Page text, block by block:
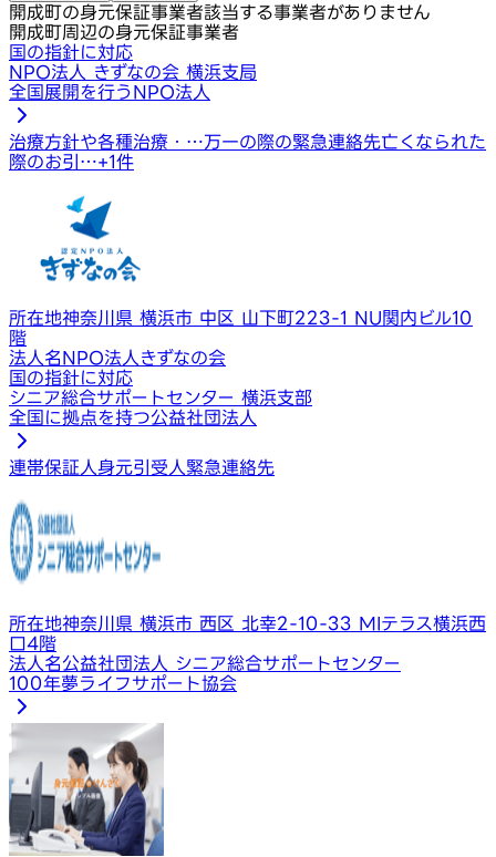
開成町の身元保証事業者該当する事業者がありません
開成町周辺の身元保証事業者
国の指針に対応
NPO法人 きずなの会 横浜支局
全国展開を行うNPO法人
治療方針や各種治療・…万一の際の緊急連絡先亡くなられた
際のお引…+1件
所在地神奈川県 横浜市 中区 山下町223-1 NU関内ビル10
階
法人名NPO法人きずなの会
国の指針に対応
シニア総合サポートセンター 横浜支部
全国に拠点を持つ公益社団法人
連帯保証人身元引受人緊急連絡先
所在地神奈川県 横浜市 西区 北幸2-10-33 MIテラス横浜西
口4階
法人名公益社団法人 シニア総合サポートセンター
100年夢ライフサポート協会